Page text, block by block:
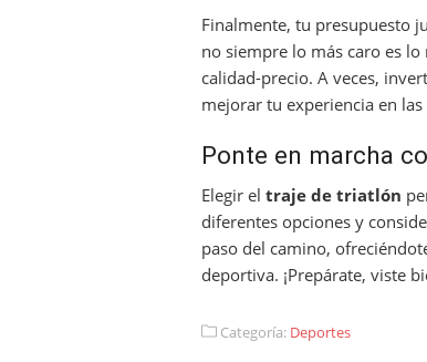
Finalmente, tu presupuesto
no siempre lo más caro es
calidad-precio. A veces,
mejorar tu experiencia en
Ponte en marcha
Elegir el traje de triatlón
diferentes opciones y
paso del camino,
deportiva. ¡Prepárate, viste
Categoría: Deportes